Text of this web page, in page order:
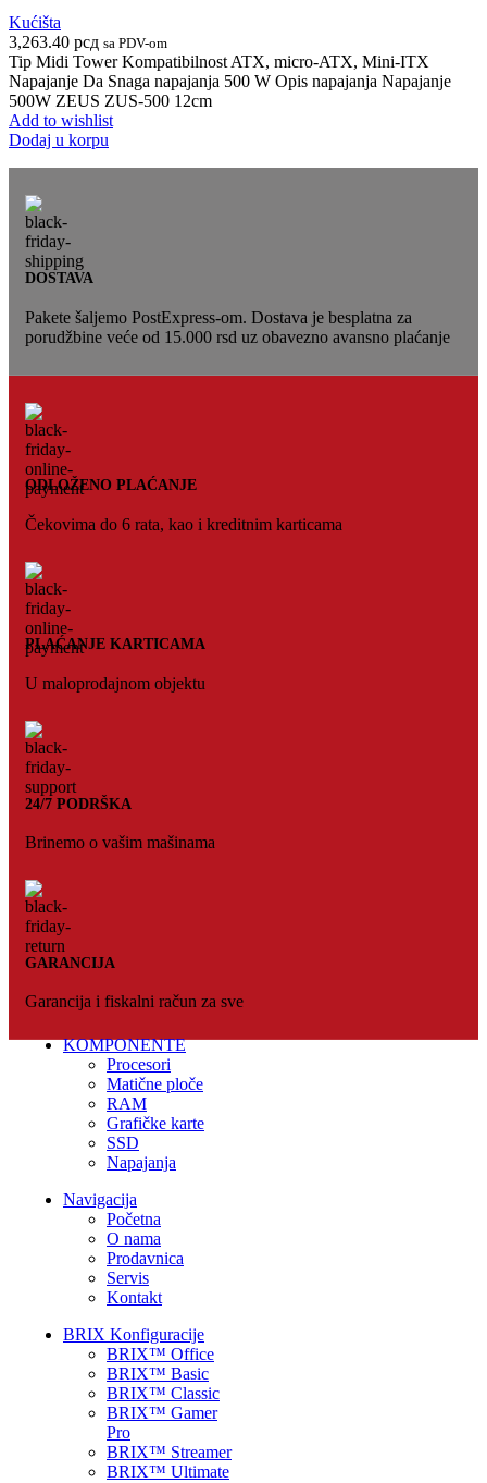
Kućišta
3,263.40 рсд sa PDV-om
Tip Midi Tower Kompatibilnost ATX, micro-ATX, Mini-ITX
Napajanje Da Snaga napajanja 500 W Opis napajanja Napajanje
500W ZEUS ZUS-500 12cm
Add to wishlist
Dodaj u korpu
DOSTAVA
Pakete šaljemo PostExpress-om. Dostava je besplatna za
porudžbine veće od 15.000 rsd uz obavezno avansno plaćanje
ODLOŽENO PLAĆANJE
Čekovima do 6 rata, kao i kreditnim karticama
PLAĆANJE KARTICAMA
U maloprodajnom objektu
24/7 PODRŠKA
Brinemo o vašim mašinama
GARANCIJA
Garancija i fiskalni račun za sve
KOMPONENTE
Procesori
Matične ploče
RAM
Grafičke karte
SSD
Napajanja
Navigacija
Početna
O nama
Prodavnica
Servis
Kontakt
BRIX Konfiguracije
BRIX™ Office
BRIX™ Basic
BRIX™ Classic
BRIX™ Gamer
Pro
BRIX™ Streamer
BRIX™ Ultimate